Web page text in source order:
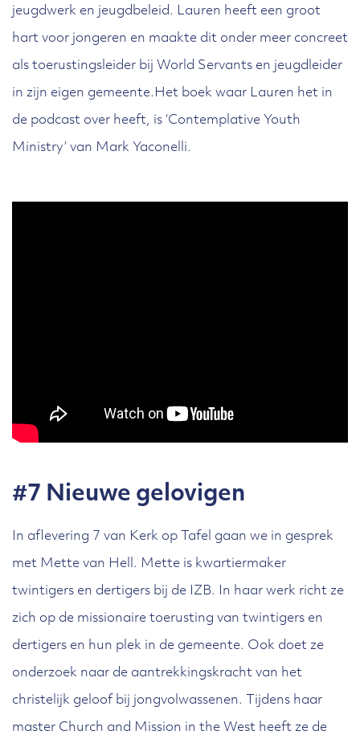
jeugdwerk en jeugdbeleid. Lauren heeft een groot
hart voor jongeren en maakte dit onder meer concreet
als toerustingsleider bij World Servants en jeugdleider
in zijn eigen gemeente.Het boek waar Lauren het in
de podcast over heeft, is ‘Contemplative Youth
Ministry’ van Mark Yaconelli.
#7 Nieuwe gelovigen
In aflevering 7 van Kerk op Tafel gaan we in gesprek
met Mette van Hell. Mette is kwartiermaker
twintigers en dertigers bij de IZB. In haar werk richt ze
zich op de missionaire toerusting van twintigers en
dertigers en hun plek in de gemeente. Ook doet ze
onderzoek naar de aantrekkingskracht van het
christelijk geloof bij jongvolwassenen. Tijdens haar
master Church and Mission in the West heeft ze de